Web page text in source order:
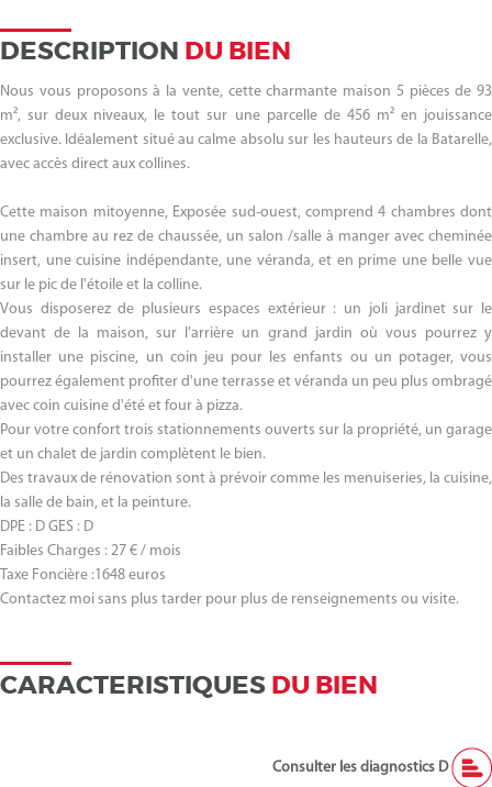
DESCRIPTION DU BIEN
Nous vous proposons à la vente, cette charmante maison 5 pièces de 93
m², sur deux niveaux, le tout sur une parcelle de 456 m² en jouissance
exclusive. Idéalement situé au calme absolu sur les hauteurs de la Batarelle,
avec accès direct aux collines.
Cette maison mitoyenne, Exposée sud-ouest, comprend 4 chambres dont
une chambre au rez de chaussée, un salon /salle à manger avec cheminée
insert, une cuisine indépendante, une véranda, et en prime une belle vue
sur le pic de l'étoile et la colline.
Vous disposerez de plusieurs espaces extérieur : un joli jardinet sur le
devant de la maison, sur l'arrière un grand jardin où vous pourrez y
installer une piscine, un coin jeu pour les enfants ou un potager, vous
pourrez également profiter d'une terrasse et véranda un peu plus ombragé
avec coin cuisine d'été et four à pizza.
Pour votre confort trois stationnements ouverts sur la propriété, un garage
et un chalet de jardin complètent le bien.
Des travaux de rénovation sont à prévoir comme les menuiseries, la cuisine,
la salle de bain, et la peinture.
DPE : D GES : D
Faibles Charges : 27 € / mois
Taxe Foncière :1648 euros
Contactez moi sans plus tarder pour plus de renseignements ou visite.
CARACTERISTIQUES DU BIEN
Consulter les diagnostics D